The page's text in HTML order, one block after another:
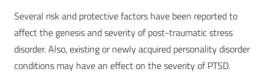
Several risk and protective factors have been reported to
affect the genesis and severity of post-traumatic stress
disorder. Also, existing or newly acquired personality disorder
conditions may have an effect on the severity of PTSD.